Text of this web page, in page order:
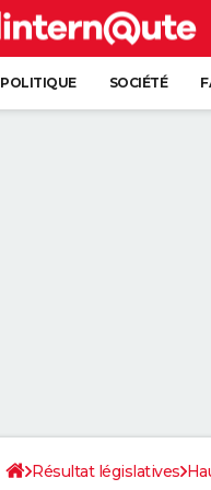
POLITIQUE SOCIÉTÉ
Résultat législatives